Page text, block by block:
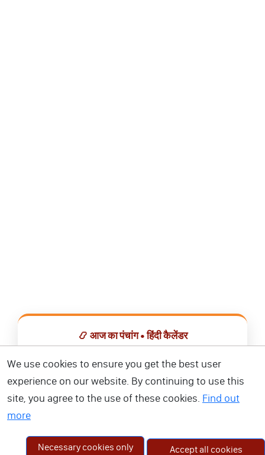
📿 आज का पंचांग • हिंदी कैलेंडर
📅 हिंदी कैलेंडर ऐप डाउनलोड करें
We use cookies to ensure you get the best user
experience on our website. By continuing to use this
site, you agree to the use of these cookies. Find out
more
Necessary cookies only Accept all cookies